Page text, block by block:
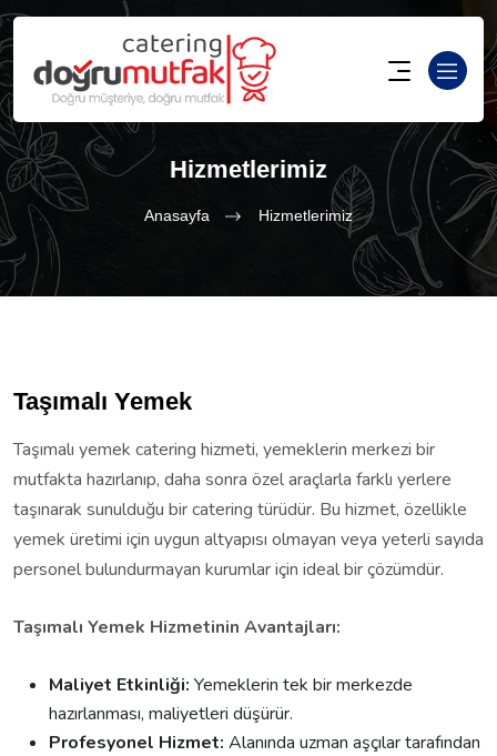
Hizmetlerimiz
Anasayfa Hizmetlerimiz
Taşımalı Yemek
Taşımalı yemek catering hizmeti, yemeklerin merkezi bir
mutfakta hazırlanıp, daha sonra özel araçlarla farklı yerlere
taşınarak sunulduğu bir catering türüdür. Bu hizmet, özellikle
yemek üretimi için uygun altyapısı olmayan veya yeterli sayıda
personel bulundurmayan kurumlar için ideal bir çözümdür.
Taşımalı Yemek Hizmetinin Avantajları:
Maliyet Etkinliği: Yemeklerin tek bir merkezde
hazırlanması, maliyetleri düşürür.
Profesyonel Hizmet: Alanında uzman aşçılar tarafından